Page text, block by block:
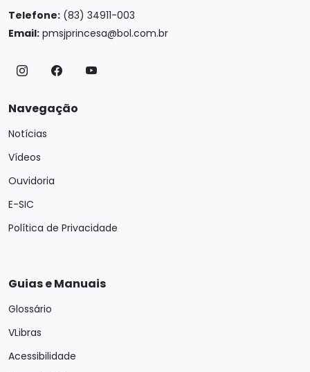
Telefone: (83) 34911-003
Email: pmsjprincesa@bol.com.br
Navegação
Notícias
Vídeos
Ouvidoria
E-SIC
Política de Privacidade
Guias e Manuais
Glossário
VLibras
Acessibilidade